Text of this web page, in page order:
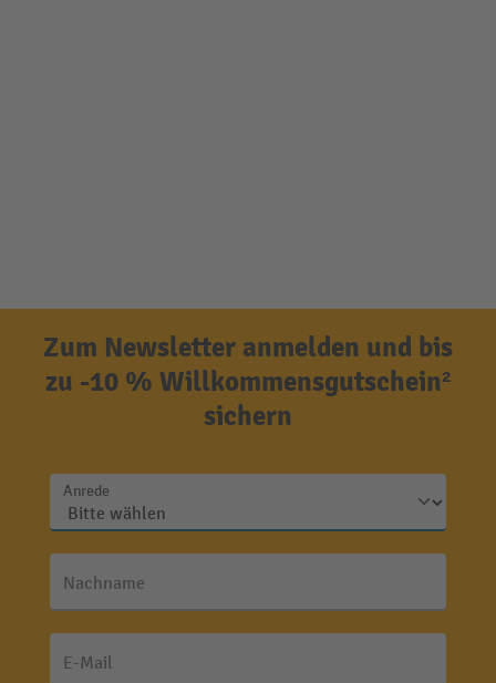
Zum Newsletter anmelden und bis
zu -10 % Willkommensgutschein²
sichern
Anrede
Nachname
E-Mail